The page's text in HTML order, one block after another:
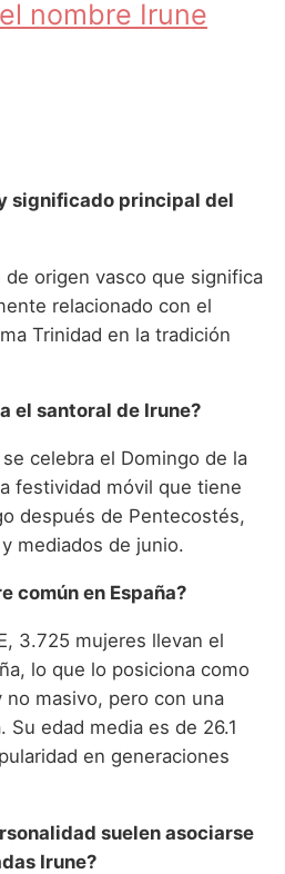
nombre Irune
significado principal del
origen vasco que significa
relacionado con el
Trinidad en la tradición
el santoral de Irune?
celebra el Domingo de la
festividad móvil que tiene
después de Pentecostés,
mediados de junio.
común en España?
3.725 mujeres llevan el
lo que lo posiciona como
masivo, pero con una
Su edad media es de 26.1
en generaciones
suelen asociarse
Irune?